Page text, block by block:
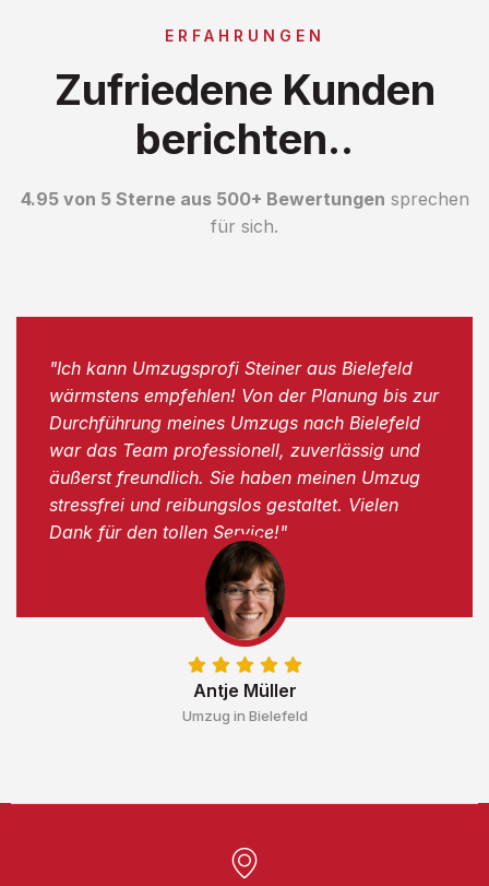
ERFAHRUNGEN
Zufriedene Kunden
berichten..
4.95 von 5 Sterne aus 500+ Bewertungen sprechen
für sich.
Antje Müller
Umzug in Bielefeld
"Ich kann Umzugsprofi Steiner aus Bielefeld
wärmstens empfehlen! Von der Planung bis zur
Durchführung meines Umzugs nach Bielefeld
war das Team professionell, zuverlässig und
äußerst freundlich. Sie haben meinen Umzug
stressfrei und reibungslos gestaltet. Vielen
Dank für den tollen Service!"